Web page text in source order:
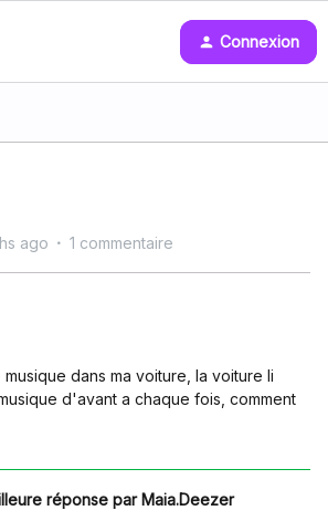
Connexion
ago 1 commentaire
dans ma voiture, la voiture li
d'avant a chaque fois, comment
réponse parMaia.Deezer